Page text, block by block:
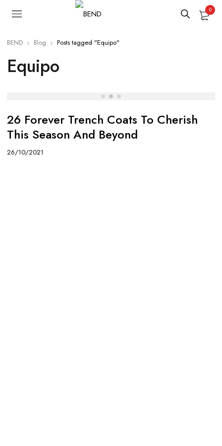
0
BEND Blog Posts tagged "Equipo"
Equipo
26 Forever Trench Coats To Cherish
This Season And Beyond
26/10/2021